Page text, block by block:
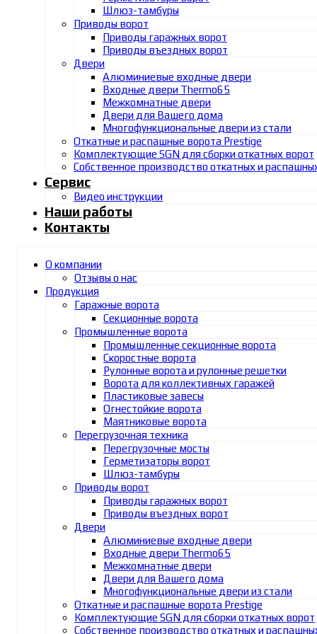
Шлюз-тамбуры
Приводы ворот
Приводы гаражных ворот
Приводы въездных ворот
Двери
Алюминиевые входные двери
Входные двери Thermo65
Межкомнатные двери
Двери для Вашего дома
Многофункциональные двери из стали
Откатные и распашные ворота Prestige
Комплектующие SGN для сборки откатных ворот
Собственное производство откатных и
Сервис
Видео инструкции
Наши работы
Контакты
О компании
Отзывы о нас
Продукция
Гаражные ворота
Секционные ворота
Промышленные ворота
Промышленные секционные ворота
Скоростные ворота
Рулонные ворота и рулонные решетки
Ворота для коллективных гаражей
Пластиковые завесы
Огнестойкие ворота
Маятниковые ворота
Перегрузочная техника
Перегрузочные мосты
Герметизаторы ворот
Шлюз-тамбуры
Приводы ворот
Приводы гаражных ворот
Приводы въездных ворот
Двери
Алюминиевые входные двери
Входные двери Thermo65
Межкомнатные двери
Двери для Вашего дома
Многофункциональные двери из стали
Откатные и распашные ворота Prestige
Комплектующие SGN для сборки откатных ворот
Собственное производство откатных и